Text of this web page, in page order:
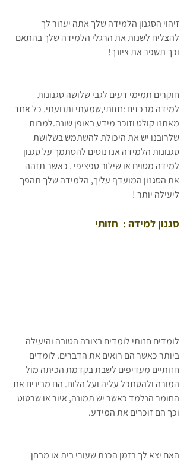
זיהוי הסגנון הלמידה שלך אתה יעזור לך
להצליח לשנות את הרגלי הלמידה שלך בהתאם
וכך תשפר את ציונך!
חוקרים תמימי דעים לגבי שלושה סגנונות
למידה מרכזים :חזותי,שמעתי ותנועתי. כל אחד
מאתנו קולט וזוכר מידע באופן שונה.למרות
שלרובנו יש את היכולת להשתמש בשלושת
סגנונות הלמידה אנו נוטים להסתמך על סגנון
למידה מסוים או שילוב ספציפי . כאשר תזהה
את הסגנון המועדף עליך, הלמידה שלך תהפך
ליעילה יותר !
סגנון למידה :  חזותי
לומדים חזותי לומדים בצורה הטובה והיעילה
ביותר כאשר הם רואים את הדברים. לומדים
חזותיים מעדיפים לשבת בקדמת הכיתה מול
המורה ולהסתכל עליה ועל הלוח. הם מבינים את
החומר הנלמד כאשר יש תמונה, איור או שרטוט
וכך הם זוכרים את המידע.
האם יצא לך בזמן הכנת שעורי בית או מבחן